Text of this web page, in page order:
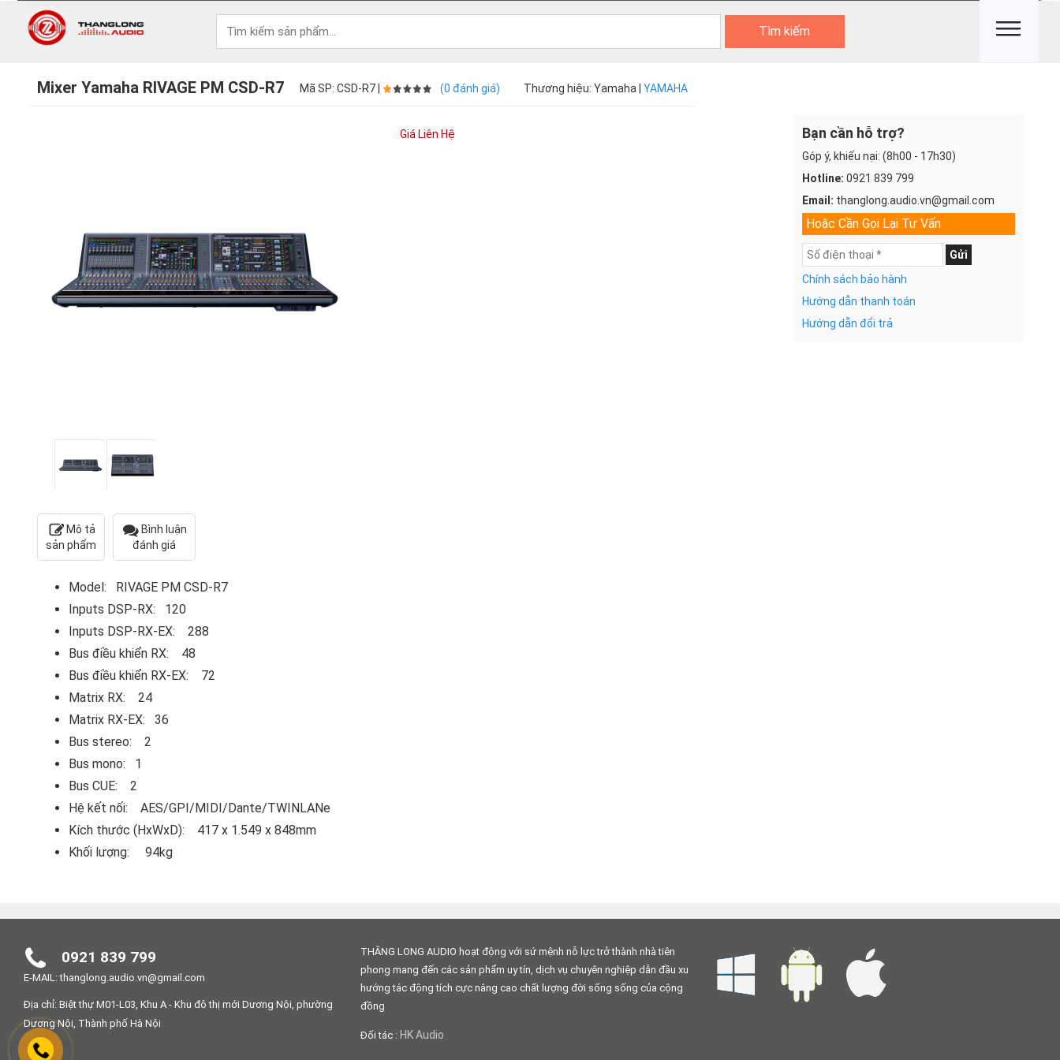
Tìm kiếm
Mixer Yamaha RIVAGE PM CSD-R7 Mã SP: CSD-R7 | (0 đánh giá) Thương hiệu: Yamaha | YAMAHA
Mô tả
sản phẩm
Bình luận
đánh giá
Giá Liên Hệ Bạn cần hỗ trợ?
Góp ý, khiếu nại: (8h00 - 17h30)
Hotline: 0921 839 799
Email: thanglong.audio.vn@gmail.com
Hoặc Cần Gọi Lại Tư Vấn
Gửi
Chính sách bảo hành
Hướng dẫn thanh toán
Hướng dẫn đổi trả
Model: RIVAGE PM CSD-R7
Inputs DSP-RX: 120
Inputs DSP-RX-EX: 288
Bus điều khiển RX: 48
Bus điều khiển RX-EX: 72
Matrix RX: 24
Matrix RX-EX: 36
Bus stereo: 2
Bus mono: 1
Bus CUE: 2
Hệ kết nối: AES/GPI/MIDI/Dante/TWINLANe
Kích thước (HxWxD): 417 x 1.549 x 848mm
Khối lượng: 94kg
0921 839 799
E-MAIL: thanglong.audio.vn@gmail.com
Địa chỉ: Biệt thự M01-L03, Khu A - Khu đô thị mới Dương Nội, phường
Dương Nội, Thành phố Hà Nội
THĂNG LONG AUDIO hoạt động với sứ mệnh nỗ lực trở thành nhà tiên
phong mang đến các sản phẩm uy tín, dịch vụ chuyên nghiệp dẫn đầu xu
hướng tác động tích cực nâng cao chất lượng đời sống sống của cộng
đồng
Đối tác : HK Audio